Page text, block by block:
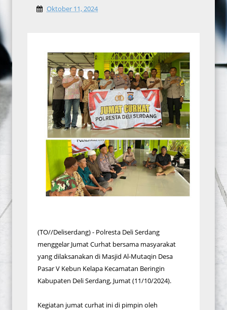
Oktober 11, 2024
(TO//Deliserdang) - Polresta Deli Serdang
menggelar Jumat Curhat bersama masyarakat
yang dilaksanakan di Masjid Al-Mutaqin Desa
Pasar V Kebun Kelapa Kecamatan Beringin
Kabupaten Deli Serdang, Jumat (11/10/2024).
Kegiatan jumat curhat ini di pimpin oleh